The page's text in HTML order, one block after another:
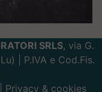
SRLS, via G.
| P.IVA e Cod.Fis.
Privacy & cookies